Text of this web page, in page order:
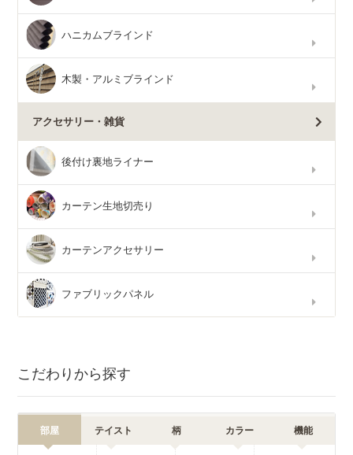
ハニカムブラインド
木製・アルミブラインド
アクセサリー・雑貨
後付け裏地ライナー
カーテン生地切売り
カーテンアクセサリー
ファブリックパネル
こだわりから探す
部屋 テイスト 柄 カラー 機能